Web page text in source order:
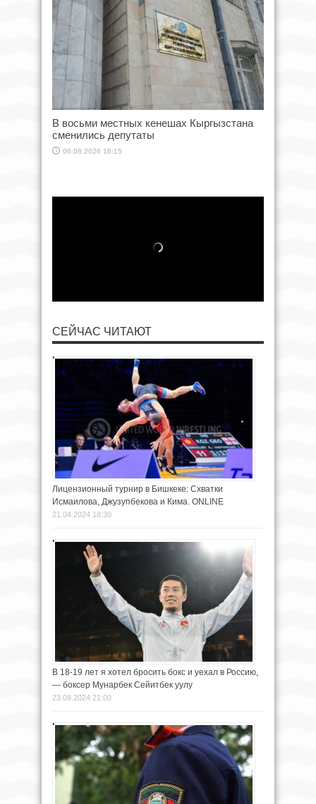
В восьми местных кенешах Кыргызстана
сменились депутаты
06.08.2026 18:15
СЕЙЧАС ЧИТАЮТ
Лицензионный турнир в Бишкеке: Схватки
Исмаилова, Джузупбекова и Кима. ONLINE
21.04.2024 18:30
В 18-19 лет я хотел бросить бокс и уехал в Россию,
— боксер Мунарбек Сейитбек уулу
23.08.2024 21:00